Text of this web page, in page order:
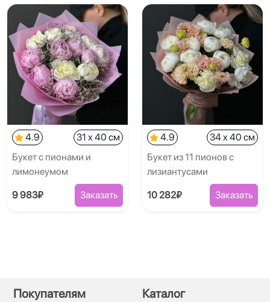
4.9
31 x 40 см
Букет с пионами и
лимонеумом
9 983₽ Заказать
4.9
34 x 40 см
Букет из 11 пионов с
лизиантусами
10 282₽ Заказать
Покупателям Каталог